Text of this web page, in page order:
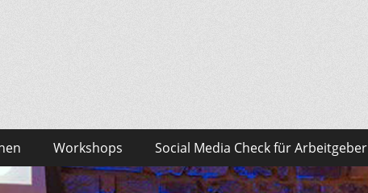
Workshops Social Media Check für Arbeitgeber